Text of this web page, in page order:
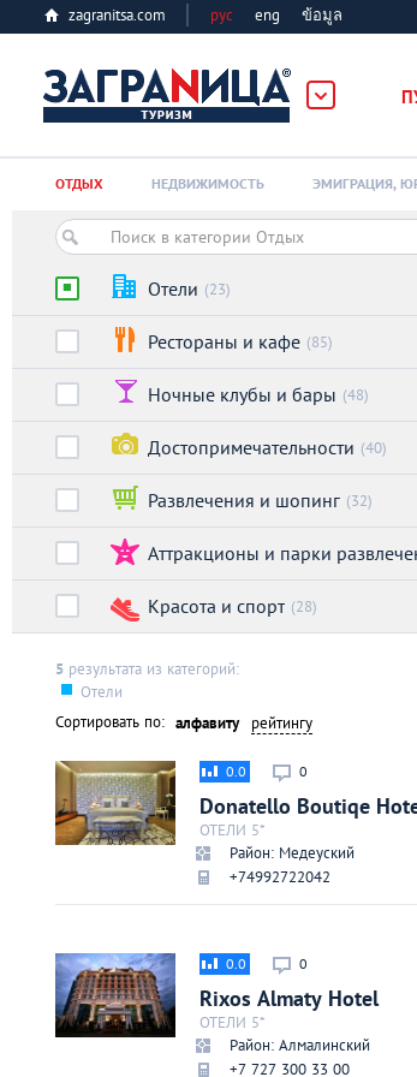
zagranitsa.com рус eng ข้อมูล
Алматы
Киев
Лондон
Лос-Анджелес
Париж
Паттайя
Пхукет
Санкт-Петербург
ОТДЫХ НЕДВИЖИМОСТЬ ЭМИГРАЦИЯ,
Отели (23)
Рестораны и кафе (85)
Ночные клубы и бары (48)
Достопримечательности (40)
Развлечения и шопинг (32)
Аттракционы и парки
Красота и спорт (28)
5 результата из категорий:
Отели
Сортировать по: алфавиту рейтингу
0
0.0
Donatello Boutiqe
ОТЕЛИ 5*
Район: Медеуский
+74992722042‎
0
0.0
Rixos Almaty Hotel
ОТЕЛИ 5*
Район: Алмалинский
+7 727 300 33 00